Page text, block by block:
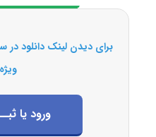
برای دیدن لینک دانلود
ورود یا